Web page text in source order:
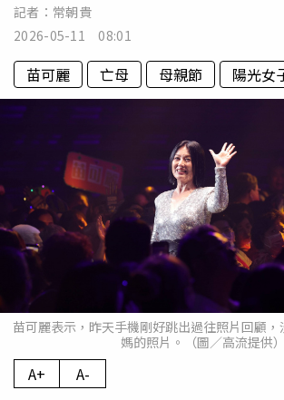
記者： 常朝貴
2026-05-11 08:01
苗可麗 亡母 母親節 陽光女
苗可麗表示，昨天手機剛好跳出過往照片回顧
媽的照片。（圖／高流提供）
A+ A-